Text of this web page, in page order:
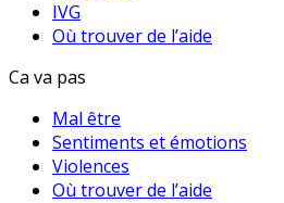
IVG
Où trouver de l’aide
Ca va pas
Mal être
Sentiments et émotions
Violences
Où trouver de l’aide